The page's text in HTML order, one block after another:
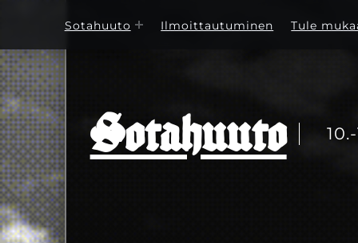
Sotahuuto Ilmoittautuminen Tule
Sotahuuto